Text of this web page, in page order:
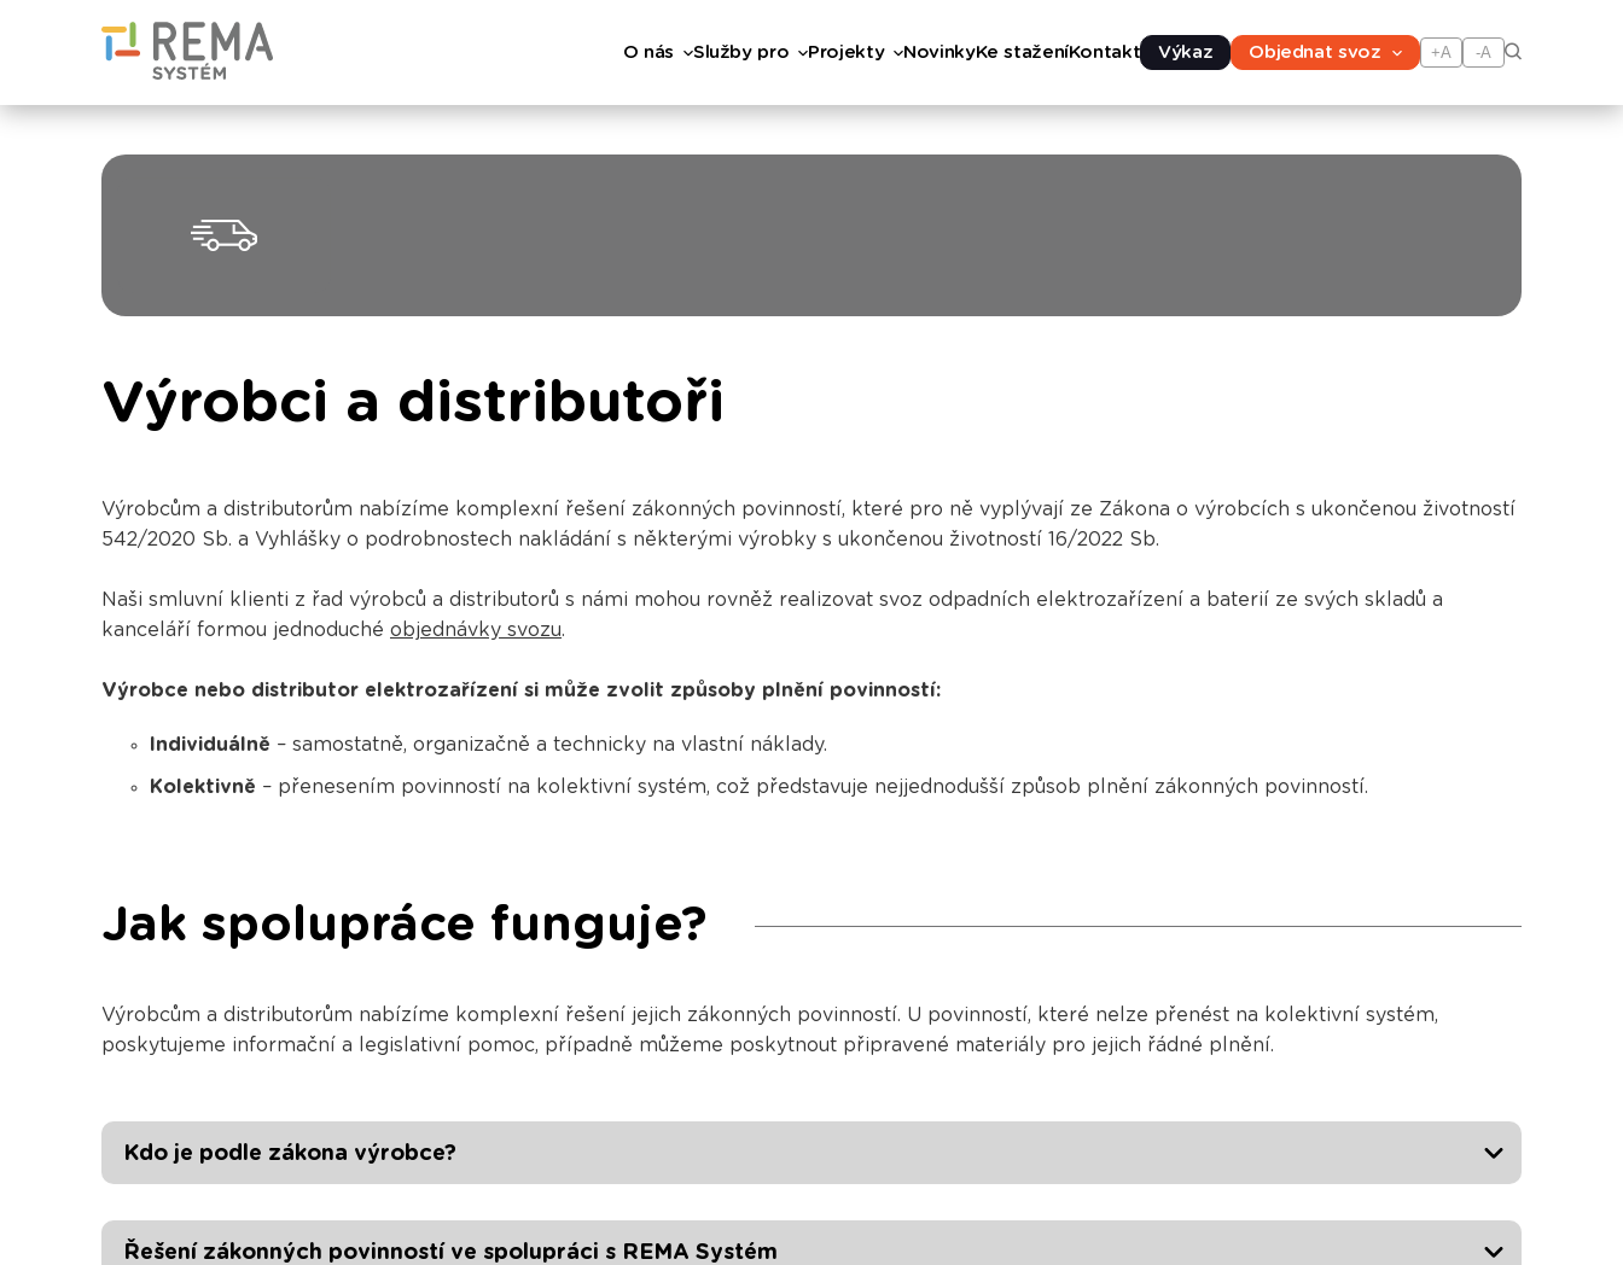
O nás Služby pro Projekty NovinkyKe staženíKontakt Výkaz Objednat svoz +A -A
Výrobci a distributoři
Výrobcům a distributorům nabízíme komplexní řešení zákonných povinností, které pro ně vyplývají ze Zákona o výrobcích s ukončenou životností
542/2020 Sb. a Vyhlášky o podrobnostech nakládání s některými výrobky s ukončenou životností 16/2022 Sb.
Naši smluvní klienti z řad výrobců a distributorů s námi mohou rovněž realizovat svoz odpadních elektrozařízení a baterií ze svých skladů a
kanceláří formou jednoduché objednávky svozu.
Výrobce nebo distributor elektrozařízení si může zvolit způsoby plnění povinností:
Individuálně – samostatně, organizačně a technicky na vlastní náklady.
Kolektivně – přenesením povinností na kolektivní systém, což představuje nejjednodušší způsob plnění zákonných povinností.
Jak spolupráce funguje?
Výrobcům a distributorům nabízíme komplexní řešení jejich zákonných povinností. U povinností, které nelze přenést na kolektivní systém,
poskytujeme informační a legislativní pomoc, případně můžeme poskytnout připravené materiály pro jejich řádné plnění.
Kdo je podle zákona výrobce?
Řešení zákonných povinností ve spolupráci s REMA Systém